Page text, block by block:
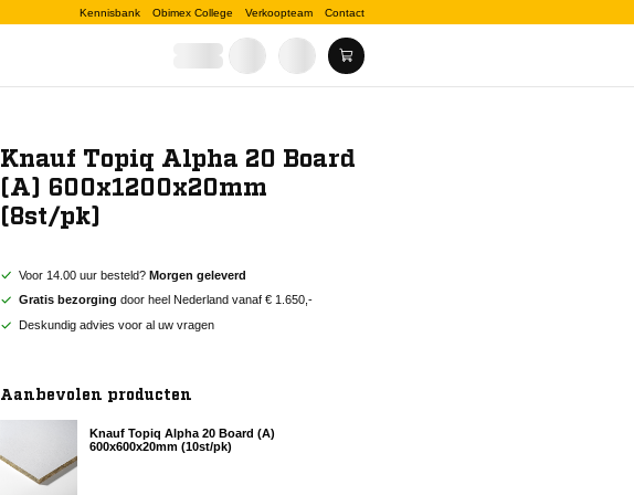
Kennisbank Obimex College Verkoopteam Contact
Knauf Topiq Alpha 20 Board
(A) 600x1200x20mm
(8st/pk)
Voor 14.00 uur besteld? Morgen geleverd
Gratis bezorging door heel Nederland vanaf € 1.650,-
Deskundig advies voor al uw vragen
Aanbevolen producten
Knauf Topiq Alpha 20 Board (A)
600x600x20mm (10st/pk)